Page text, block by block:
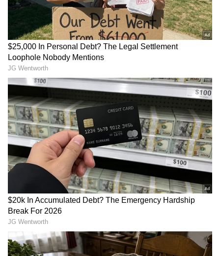
Image Credit : Asianet News
ತುಲಾ ರಾಶಿ
ತುಲಾ ರಾಶಿಯವರಿಗೆ ಈ ಸೂರ್ಯನ ಸಂಚಾರವು
ಶುಭಕರವಾಗಿರುತ್ತದೆ. ಉದ್ಯೋಗಿಗಳು ಮತ್ತು ಉದ್ಯಮಿಗಳಿಗೆ
ಈ ಸಮಯವು ತುಂಬಾ ಅದೃಷ್ಟಶಾಲಿಯಾಗಿರುತ್ತದೆ.
ವಿವಾಹಿತರು ತಮ್ಮ ಸಂಗಾತಿಯ ಆರೋಗ್ಯದ ಬಗ್ಗೆ ಗಮನ
ಹರಿಸಬೇಕಾಗುತ್ತದೆ. ಪೂರ್ಣ ಸಮರ್ಪಣೆ ಮತ್ತು ಕಠಿಣ
ಪರಿಶ್ರಮದಿಂದ ಕೆಲಸ ಮಾಡುವುದು ನಿಮಗೆ
ಪ್ರಯೋಜನಕಾರಿಯಾಗಿದೆ. ವಾಹನವನ್ನು ಖರೀದಿಸುವ
ಅವಕಾಶವೂ ಇದೆ.
3
4